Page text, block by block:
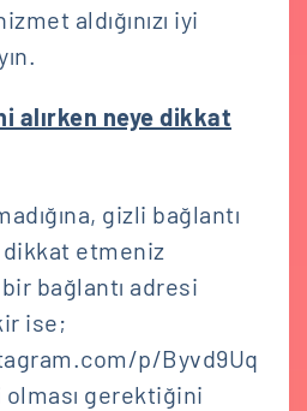
aldığınızı iyi
alırken neye dikkat
gizli bağlantı
dikkat etmeniz
bağlantı adresi
ise;
p/Byvd9Uq
gerektiğini